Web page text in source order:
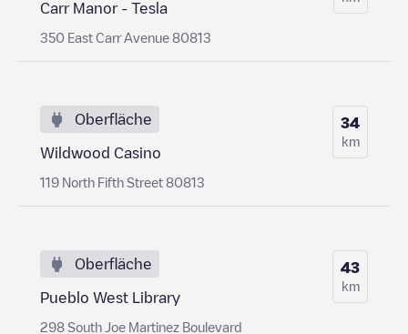
Carr Manor - Tesla
350 East Carr Avenue 80813
Oberfläche
Wildwood Casino
119 North Fifth Street 80813
34
km
Oberfläche
Pueblo West Library
298 South Joe Martinez Boulevard
43
km